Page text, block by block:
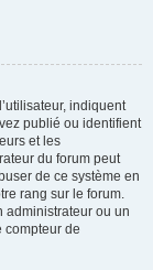
indiquent
publié ou identifient
et les
du forum peut
de ce système en
rang sur le forum.
administrateur ou un
compteur de